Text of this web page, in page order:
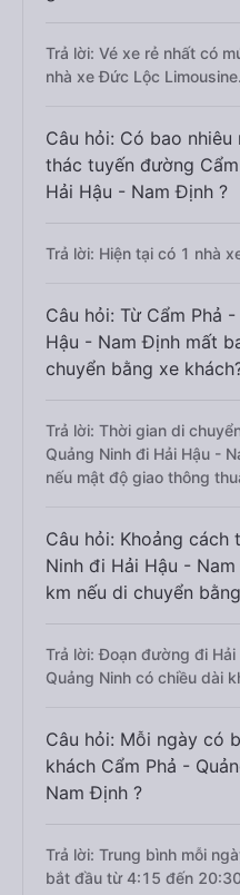
Trả lời: Vé xe rẻ nhất có
nhà xe Đức Lộc Limousine.
Câu hỏi: Có bao nhiêu
thác tuyến đường
Hải Hậu - Nam Định ?
Trả lời: Hiện tại có 1 nhà
Câu hỏi: Từ Cẩm Phả
Hậu - Nam Định mất
chuyển bằng xe
Trả lời: Thời gian di
Quảng Ninh đi Hải Hậu -
nếu mật độ giao thông
Câu hỏi: Khoảng cách
Ninh đi Hải Hậu -
km nếu di chuyển
Trả lời: Đoạn đường đi
Quảng Ninh có chiều dài
Câu hỏi: Mỗi ngày có
khách Cẩm Phả -
Nam Định ?
Trả lời: Trung bình mỗi
bắt đầu từ 4:15 đến